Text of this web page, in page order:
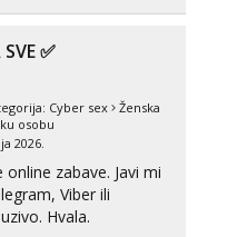
✅
Cyber sex
Ženska
osobu
2026.
zabave. Javi mi
Viber ili
na uzivo. Hvala.